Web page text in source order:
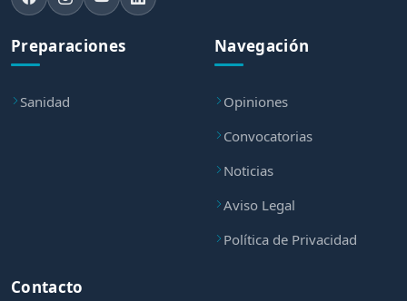
Preparaciones
Sanidad
Navegación
Opiniones
Convocatorias
Noticias
Aviso Legal
Política de Privacidad
Contacto